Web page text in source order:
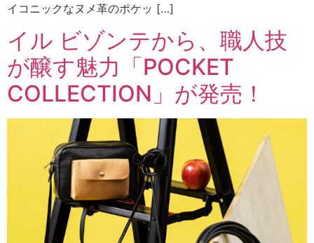
イコニックなヌメ革のポケッ […]
イル ビゾンテから、職人技
が醸す魅力「POCKET
COLLECTION」が発売！